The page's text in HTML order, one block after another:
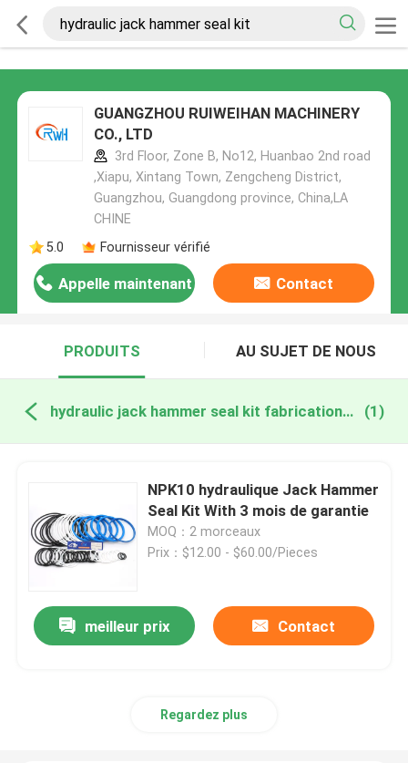
GUANGZHOU RUIWEIHAN MACHINERY
CO., LTD
3rd Floor, Zone B, No12, Huanbao 2nd road
,Xiapu, Xintang Town, Zengcheng District,
Guangzhou, Guangdong province, China,LA
CHINE
5.0
Fournisseur vérifié
Appelle maintenant Contact
PRODUITS AU SUJET DE NOUS
hydraulic jack hammer seal kit fabrication en ligne (1)
NPK10 hydraulique Jack Hammer
Seal Kit With 3 mois de garantie
MOQ：2 morceaux
Prix：$12.00 - $60.00/Pieces
meilleur prix Contact
Regardez plus